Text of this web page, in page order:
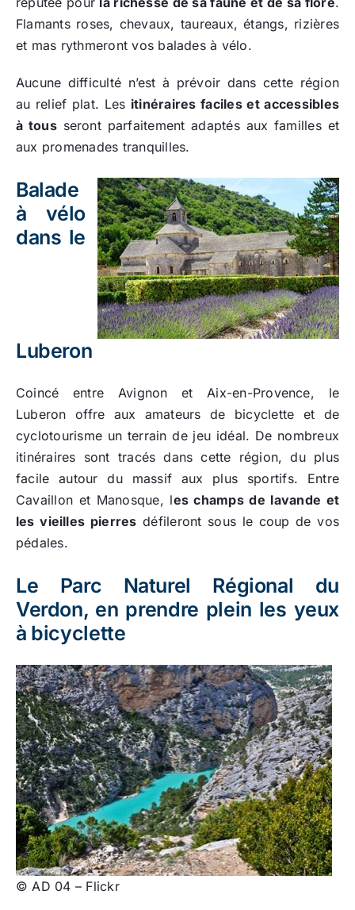
Flamants roses, chevaux, taureaux, étangs, rizières
et mas rythmeront vos balades à vélo.
Aucune difficulté n’est à prévoir dans cette région
au relief plat. Les itinéraires faciles et accessibles
à tousseront parfaitement adaptés aux familles et
aux promenades tranquilles.
Balade
à vélo
dans le
Luberon
Coincé entre Avignon et Aix-en-Provence, le
Luberon offre aux amateurs de bicyclette et de
cyclotourisme un terrain de jeu idéal. De nombreux
itinéraires sont tracés dans cette région, du plus
facile autour du massif aux plus sportifs. Entre
Cavaillon et Manosque, les champs de lavande et
les vieilles pierres défileront sous le coup de vos
pédales.
Le Parc Naturel Régional du
Verdon, en prendre plein les yeux
à bicyclette
© AD 04 – Flickr